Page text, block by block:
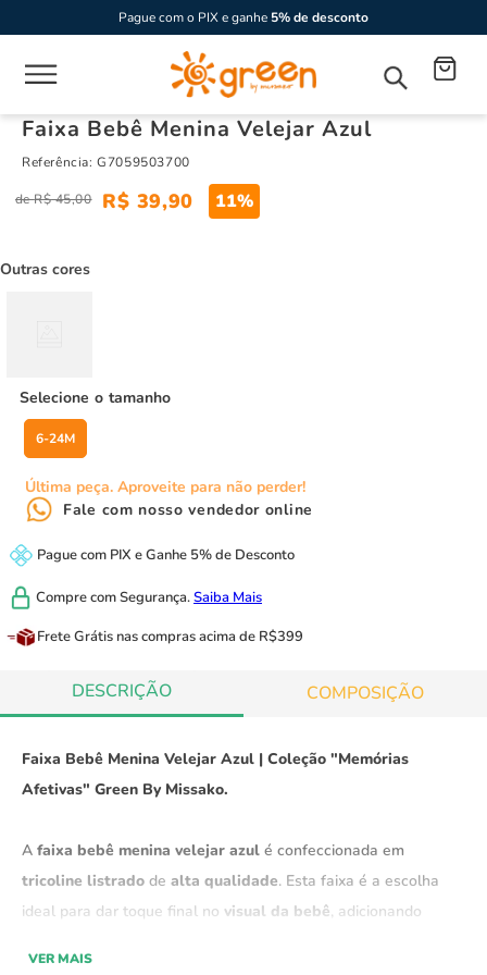
Pague com o PIX e ganhe 5% de desconto
Faixa Bebê Menina Velejar Azul
Referência:G7059503700
R$ 45,00 R$ 39,90 11%
Outras cores
tamanho
6-24M
Última peça. Aproveite para não perder!
Fale com nosso vendedor online
Pague com PIX eGanhe 5% de Desconto
Compre comSegurança.Saiba Mais
Frete Grátis nas compras acima de R$399
DESCRIÇÃO COMPOSIÇÃO
Faixa Bebê Menina Velejar Azul | Coleção "Memórias
Afetivas" Green By Missako.
A faixa bebê menina velejar azul é confeccionada em
tricoline listrado de alta qualidade. Esta faixa é a escolha
ideal para dar toque final no visual da bebê, adicionando
VER MAIS